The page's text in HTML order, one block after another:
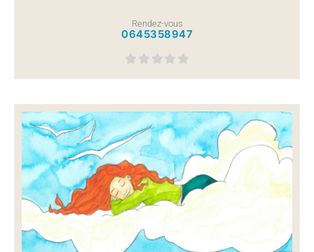
Rendez-vous
0645358947